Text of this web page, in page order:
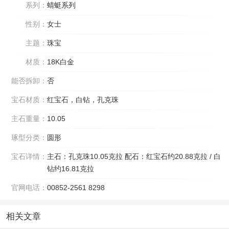
系列： 蜻蜓系列
性别： 女士
主题： 珠宝
材质： 18K白金
能否拆卸： 否
宝石材质： 红宝石，白钻，孔克珠
主石重量： 10.05
琢型分类： 圆形
宝石详情： 主石：孔克珠10.05克拉 配石：红宝石约20.88克拉 / 白
钻约16.81克拉
官网电话： 00852-2561 8298
相关文章